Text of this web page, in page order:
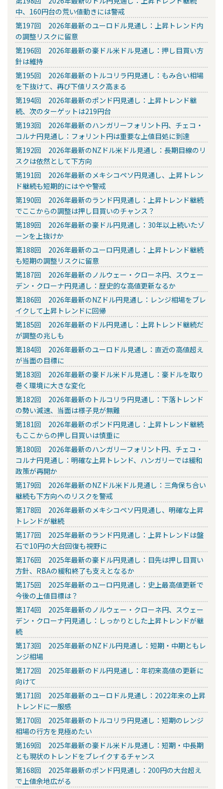
中、160円台の荒い値動きには警戒
第197回 2026年最新のユーロドル見通し：上昇トレンド内
の調整リスクに留意
第196回 2026年最新の豪ドル米ドル見通し：押し目買い方
針は維持
第195回 2026年最新のトルコリラ円見通し：もみ合い相場
を下抜けて、再び下値リスク高まる
第194回 2026年最新のポンド円見通し：上昇トレンド継
続、次のターゲットは219円台
第193回 2026年最新のハンガリーフォリント円、チェコ・
コルナ円見通し：フォリント円は重要な上値目処に到達
第192回 2026年最新のNZドル米ドル見通し：長期目線のリ
スクは依然として下方向
第191回 2026年最新のメキシコペソ円見通し、上昇トレン
ド継続も短期的にはやや警戒
第190回 2026年最新のランド円見通し：上昇トレンド継続
でここからの調整は押し目買いのチャンス？
第189回 2026年最新の豪ドル円見通し：30年以上続いたゾ
ーンを上抜けか
第188回 2026年最新のユーロ円見通し：上昇トレンド継続
も短期の調整リスクに留意
第187回 2026年最新のノルウェー・クローネ円、スウェー
デン・クローナ円見通し：歴史的な高値更新なるか
第186回 2026年最新のNZドル円見通し：レンジ相場をブレ
イクして上昇トレンドに回帰
第185回 2026年最新のドル円見通し：上昇トレンド継続だ
が調整の兆しも
第184回 2026年最新のユーロドル見通し：直近の高値超え
が当面の目標に
第183回 2026年最新の豪ドル米ドル見通し：豪ドルを取り
巻く環境に大きな変化
第182回 2026年最新のトルコリラ円見通し：下落トレンド
の勢い減速、当面は様子見が無難
第181回 2026年最新のポンド円見通し：上昇トレンド継続
もここからの押し目買いは慎重に
第180回 2026年最新のハンガリーフォリント円、チェコ・
コルナ円見通し：明確な上昇トレンド、ハンガリーでは緩和
政策が再開か
第179回 2026年最新のNZドル米ドル見通し：三角保ち合い
継続も下方向へのリスクを警戒
第178回 2026年最新のメキシコペソ円見通し、明確な上昇
トレンドが継続
第177回 2025年最新のランド円見通し：上昇トレンドは盤
石で10円の大台回復も視野に
第176回 2025年最新の豪ドル円見通し：目先は押し目買い
方針、RBAの緩和終了も支えとなるか
第175回 2025年最新のユーロ円見通し：史上最高値更新で
今後の上値目標は？
第174回 2025年最新のノルウェー・クローネ円、スウェー
デン・クローナ円見通し：しっかりとした上昇トレンドが継
続
第173回 2025年最新のNZドル円見通し：短期・中期ともレ
ンジ相場
第172回 2025年最新のドル円見通し：年初来高値の更新に
向けて
第171回 2025年最新のユーロドル見通し：2022年来の上昇
トレンドに一服感
第170回 2025年最新のトルコリラ円見通し：短期のレンジ
相場の行方を見極めたい
第169回 2025年最新の豪ドル米ドル見通し：短期・中長期
とも現状のトレンドをブレイクするチャンス
第168回 2025年最新のポンド円見通し：200円の大台超え
で上値余地広がる